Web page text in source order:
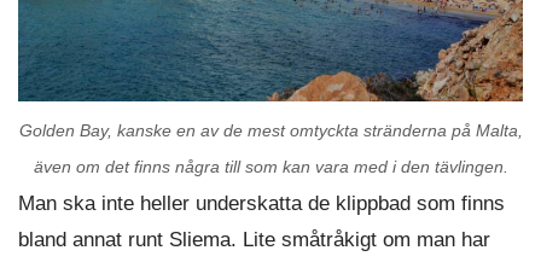
Golden Bay, kanske en av de mest omtyckta stränderna på Malta,
även om det finns några till som kan vara med i den tävlingen.
Man ska inte heller underskatta de klippbad som finns
bland annat runt Sliema. Lite småtråkigt om man har